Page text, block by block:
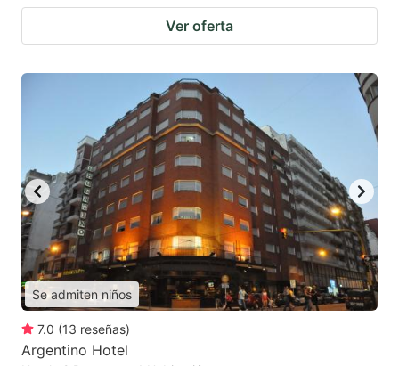
Ver oferta
Se admiten niños
7.0 (13 reseñas)
Argentino Hotel